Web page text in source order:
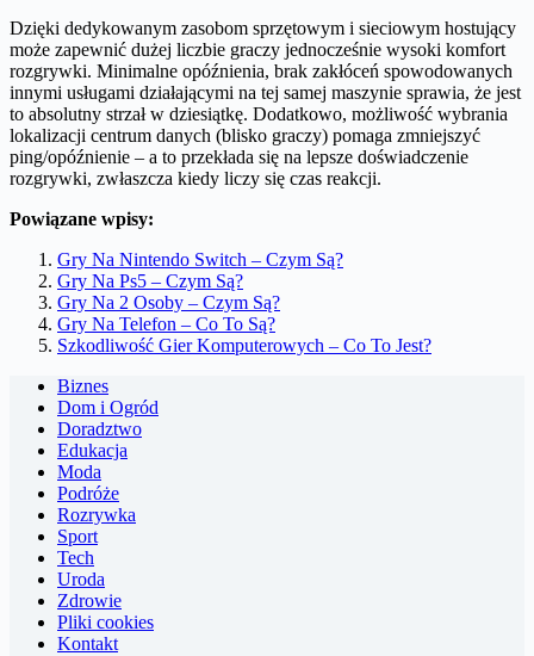
Dzięki dedykowanym zasobom sprzętowym i sieciowym hostujący
może zapewnić dużej liczbie graczy jednocześnie wysoki komfort
rozgrywki. Minimalne opóźnienia, brak zakłóceń spowodowanych
innymi usługami działającymi na tej samej maszynie sprawia, że jest
to absolutny strzał w dziesiątkę. Dodatkowo, możliwość wybrania
lokalizacji centrum danych (blisko graczy) pomaga zmniejszyć
ping/opóźnienie – a to przekłada się na lepsze doświadczenie
rozgrywki, zwłaszcza kiedy liczy się czas reakcji.
Powiązane wpisy:
Gry Na Nintendo Switch – Czym Są?
Gry Na Ps5 – Czym Są?
Gry Na 2 Osoby – Czym Są?
Gry Na Telefon – Co To Są?
Szkodliwość Gier Komputerowych – Co To Jest?
Biznes
Dom i Ogród
Doradztwo
Edukacja
Moda
Podróże
Rozrywka
Sport
Tech
Uroda
Zdrowie
Pliki cookies
Kontakt